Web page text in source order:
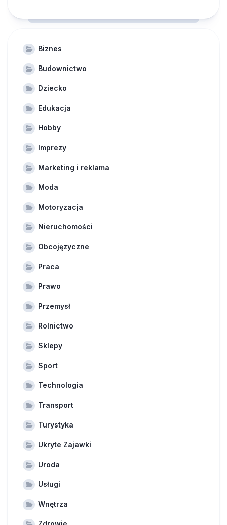
Biznes
Budownictwo
Dziecko
Edukacja
Hobby
Imprezy
Marketing i reklama
Moda
Motoryzacja
Nieruchomości
Obcojęzyczne
Praca
Prawo
Przemysł
Rolnictwo
Sklepy
Sport
Technologia
Transport
Turystyka
Ukryte Zajawki
Uroda
Usługi
Wnętrza